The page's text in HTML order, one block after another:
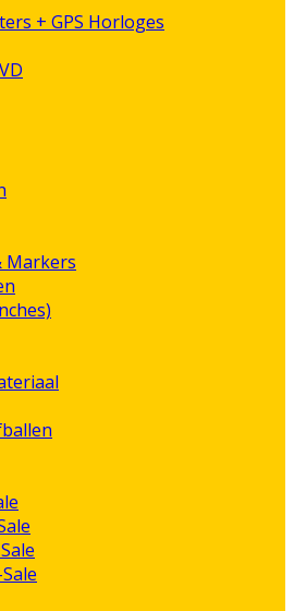
+ GPS Horloges
Markers